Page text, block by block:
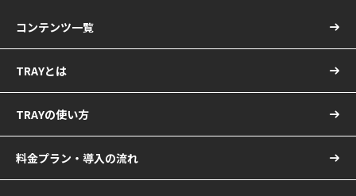
コンテンツ一覧
TRAYとは
TRAYの使い方
料金プラン・導入の流れ